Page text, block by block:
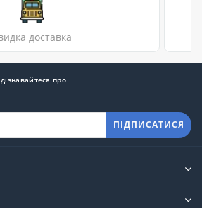
доставка
про
ПІДПИСАТИСЯ